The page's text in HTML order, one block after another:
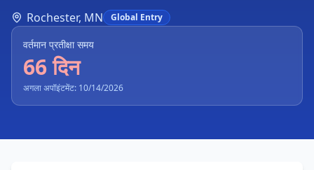
Rochester, MN Global Entry
वर्तमान प्रतीक्षा समय
66 दिन
अगला अपॉइंटमेंट: 10/14/2026